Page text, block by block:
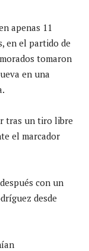
apenas 11
en el partido de
tomaron
en una
tras un tiro libre
el marcador
con un
desde